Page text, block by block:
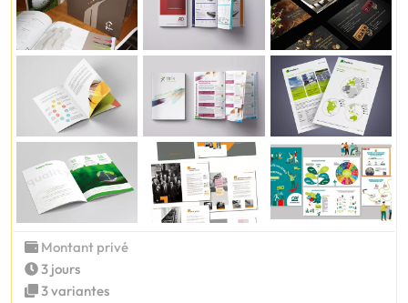
Montant privé
3 jours
3 variantes